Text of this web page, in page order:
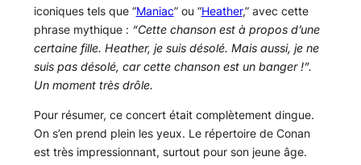
iconiques tels que “Maniac” ou “Heather,” avec cette
phrase mythique : “Cette chanson est à propos d’une
certaine fille. Heather, je suis désolé. Mais aussi, je ne
suis pas désolé, car cette chanson est un banger !”.
Un moment très drôle.
Pour résumer, ce concert était complètement dingue.
On s’en prend plein les yeux. Le répertoire de Conan
est très impressionnant, surtout pour son jeune âge.